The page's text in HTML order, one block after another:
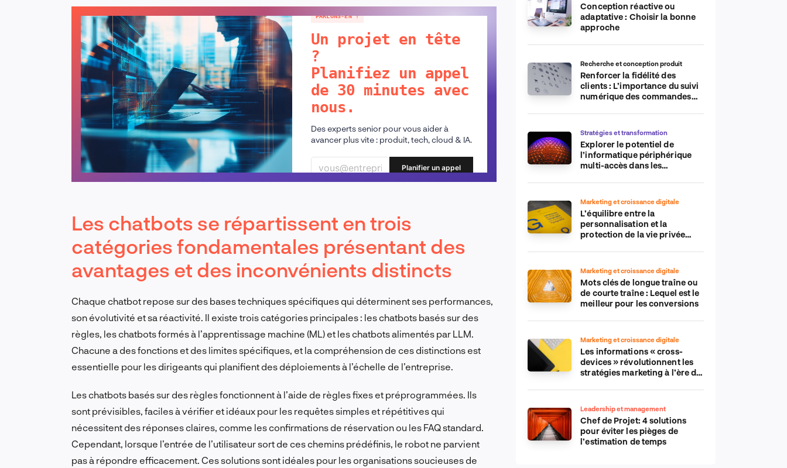
PARLONS-EN !
Un projet en tête
?
Planifiez un appel
de 30 minutes avec
nous.
Des experts senior pour vous aider à
avancer plus vite : produit, tech, cloud & IA.
Planifier un appel
Les chatbots se répartissent en trois
catégories fondamentales présentant des
avantages et des inconvénients distincts
Chaque chatbot repose sur des bases techniques spécifiques qui déterminent ses performances,
son évolutivité et sa réactivité. Il existe trois catégories principales : les chatbots basés sur des
règles, les chatbots formés à l’apprentissage machine (ML) et les chatbots alimentés par LLM.
Chacune a des fonctions et des limites spécifiques, et la compréhension de ces distinctions est
essentielle pour les dirigeants qui planifient des déploiements à l’échelle de l’entreprise.
Les chatbots basés sur des règles fonctionnent à l’aide de règles fixes et préprogrammées. Ils
sont prévisibles, faciles à vérifier et idéaux pour les requêtes simples et répétitives qui
nécessitent des réponses claires, comme les confirmations de réservation ou les FAQ standard.
Cependant, lorsque l’entrée de l’utilisateur sort de ces chemins prédéfinis, le robot ne parvient
pas à répondre efficacement. Ces solutions sont idéales pour les organisations soucieuses de
Conception réactive ou
adaptative : Choisir la bonne
approche
Recherche et conception produit
Renforcer la fidélité des
clients : L’importance du suivi
numérique des commandes
commerce électronique
Stratégies et transformation
Explorer le potentiel de
l’informatique périphérique
multi-accès dans les
Marketing et croissance digitale
L’équilibre entre la
personnalisation et la
protection de la vie privée
Marketing et croissance digitale
Mots clés de longue traîne ou
de courte traîne : Lequel est le
meilleur pour les conversions
Marketing et croissance digitale
Les informations « cross-
devices » révolutionnent les
stratégies marketing à l’ère du
Leadership et management
Chef de Projet: 4 solutions
pour éviter les pièges de
l’estimation de temps